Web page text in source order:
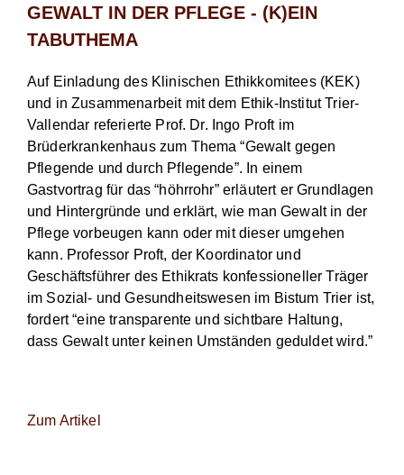
GEWALT IN DER PFLEGE - (K)EIN
TABUTHEMA
Auf Einladung des Klinischen Ethikkomitees (KEK)
und in Zusammenarbeit mit dem Ethik-Institut Trier-
Vallendar referierte Prof. Dr. Ingo Proft im
Brüderkrankenhaus zum Thema “Gewalt gegen
Pflegende und durch Pflegende”. In einem
Gastvortrag für das “höhrrohr” erläutert er Grundlagen
und Hintergründe und erklärt, wie man Gewalt in der
Pflege vorbeugen kann oder mit dieser umgehen
kann. Professor Proft, der Koordinator und
Geschäftsführer des Ethikrats konfessioneller Träger
im Sozial- und Gesundheitswesen im Bistum Trier ist,
fordert “eine transparente und sichtbare Haltung,
dass Gewalt unter keinen Umständen geduldet wird.”
Zum Artikel